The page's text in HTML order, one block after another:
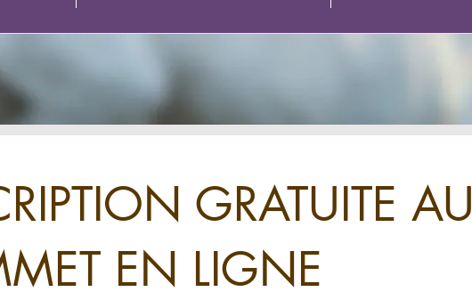
GRATUITE AU
EN LIGNE